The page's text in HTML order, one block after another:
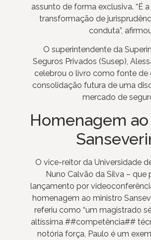
assunto de forma exclusiva. “É
transformação de
conduta”,
O superintendente da
Seguros Privados (Susep),
celebrou o livro como fonte de
consolidação futura de uma
mercado de
Homenagem
O vice-reitor da Universidade
Nuno Calvão da Silva – que
lançamento por
homenagem ao ministro
referiu como “um magistrado
altíssima ##competência##
notória força, Paulo é um